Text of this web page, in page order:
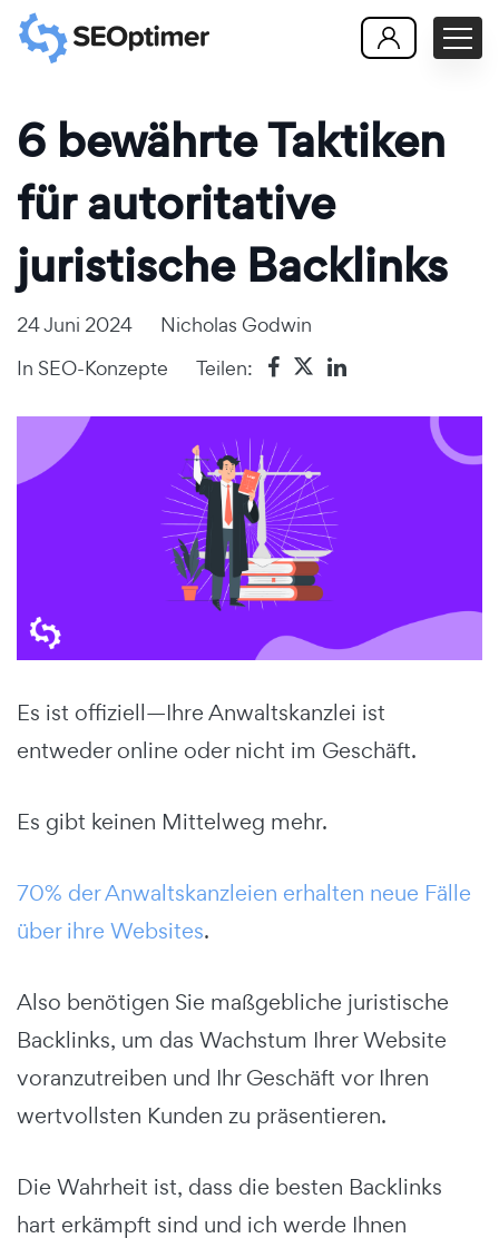
6 bewährte Taktiken
für autoritative
juristische Backlinks
24 Juni 2024
Nicholas Godwin
In SEO-Konzepte Teilen:
Es ist offiziell—Ihre Anwaltskanzlei ist
entweder online oder nicht im Geschäft.
Es gibt keinen Mittelweg mehr.
70% der Anwaltskanzleien erhalten neue Fälle
über ihre Websites.
Also benötigen Sie maßgebliche juristische
Backlinks, um das Wachstum Ihrer Website
voranzutreiben und Ihr Geschäft vor Ihren
wertvollsten Kunden zu präsentieren.
Die Wahrheit ist, dass die besten Backlinks
hart erkämpft sind und ich werde Ihnen